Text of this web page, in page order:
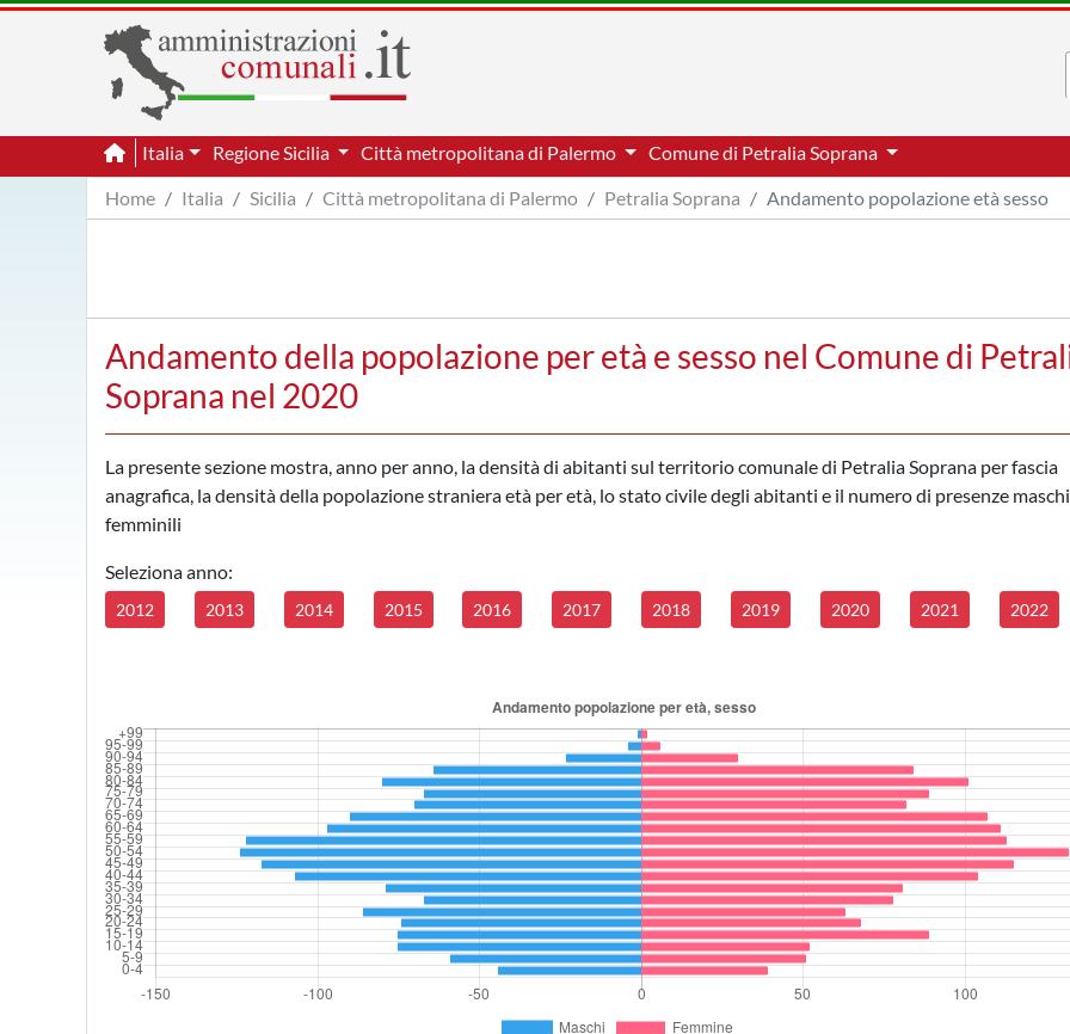
Italia Regione Sicilia Città metropolitana di Palermo
Comune di Petralia Soprana
Home
Italia Sicilia Città metropolitana di Palermo Petralia Soprana Andamento popolazione età sesso
Andamento della popolazione per età e sesso nel Comune di
Soprana nel 2020
La presente sezione mostra, anno per anno, la densità di abitanti sul territorio comunale di Petralia Soprana per fascia
anagrafica, la densità della popolazione straniera età per età, lo stato civile degli abitanti e il numero di presenze
femminili
Seleziona anno:
2012 2013 2014 2015 2016 2017 2018 2019 2020 2021 2022